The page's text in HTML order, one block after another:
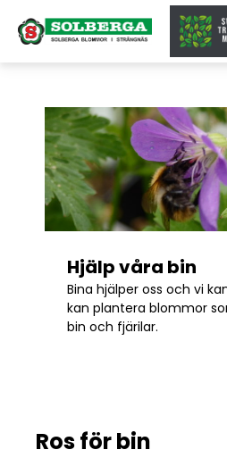
Hjälp våra bin
Bina hjälper oss och vi
kan plantera blommor
bin och fjärilar.
Ros för bin